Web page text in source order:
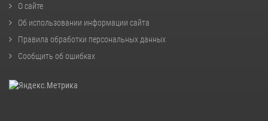
О сайте
Об использовании информации сайта
Правила обработки персональных данных
Сообщить об ошибках